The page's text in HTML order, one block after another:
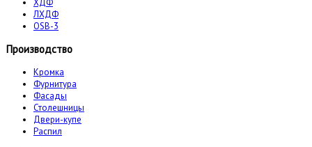
ЛХДФ
OSB-3
Производство
Кромка
Фурнитура
Фасады
Столешницы
Двери-купе
Распил